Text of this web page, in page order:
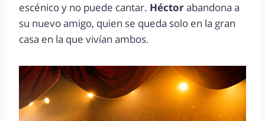
escénico y no puede cantar. Héctorabandona a
su nuevo amigo, quien se queda solo en la gran
casa en la que vivían ambos.